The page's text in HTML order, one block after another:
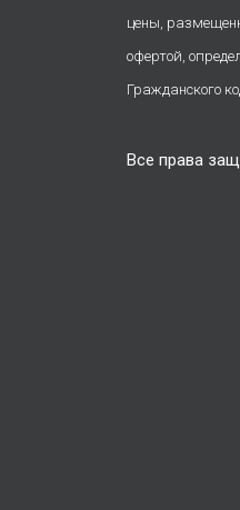
цены,
офертой,
Гражданского
Все права